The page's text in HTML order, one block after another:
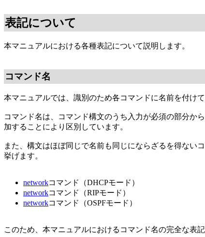
表記について
本マニュアルにおける各種表記について説明します。
コマンド名
本マニュアルでは、識別のため各コマンドに名前を付けて
コマンド名は、コマンド構文のうち入力が必須の部分か
加することにより区別しています。
また、構文はほぼ同じで名前も同じにならざるを得ない
挙げます。
networkコマンド（DHCPモード）
networkコマンド（RIPモード）
networkコマンド（OSPFモード）
このため、本マニュアルにおけるコマンド名の完全な表